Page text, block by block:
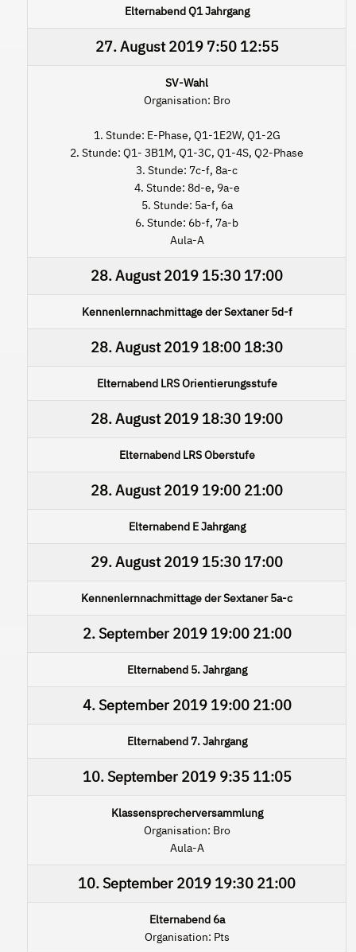
Elternabend Q1 Jahrgang
27. August 20197:50 12:55
SV-Wahl
Organisation: Bro
1. Stunde: E-Phase, Q1-1E2W, Q1-2G
2. Stunde: Q1- 3B1M, Q1-3C, Q1-4S, Q2-Phase
3. Stunde: 7c-f, 8a-c
4. Stunde: 8d-e, 9a-e
5. Stunde: 5a-f, 6a
6. Stunde: 6b-f, 7a-b
Aula-A
28. August 2019 15:30 17:00
Kennenlernnachmittage der Sextaner 5d-f
28. August 2019 18:00 18:30
Elternabend LRS Orientierungsstufe
28. August 2019 18:30 19:00
Elternabend LRS Oberstufe
28. August 2019 19:00 21:00
Elternabend E Jahrgang
29. August 2019 15:30 17:00
Kennenlernnachmittage der Sextaner 5a-c
2. September 201919:00 21:00
Elternabend 5. Jahrgang
4. September 201919:00 21:00
Elternabend 7. Jahrgang
10. September 20199:35 11:05
Klassensprecherversammlung
Organisation: Bro
Aula-A
10. September 2019 19:30 21:00
Elternabend 6a
Organisation: Pts